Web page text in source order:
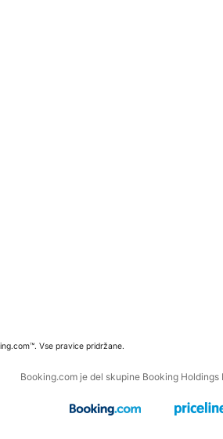
Vse pravice pridržane.
Booking.com je del skupine Booking